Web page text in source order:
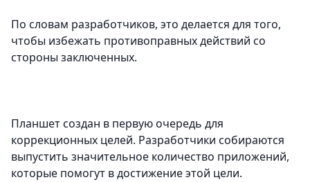
По словам разработчиков, это делается для того,
чтобы избежать противоправных действий со
стороны заключенных.
Планшет создан в первую очередь для
коррекционных целей. Разработчики собираются
выпустить значительное количество приложений,
которые помогут в достижение этой цели.